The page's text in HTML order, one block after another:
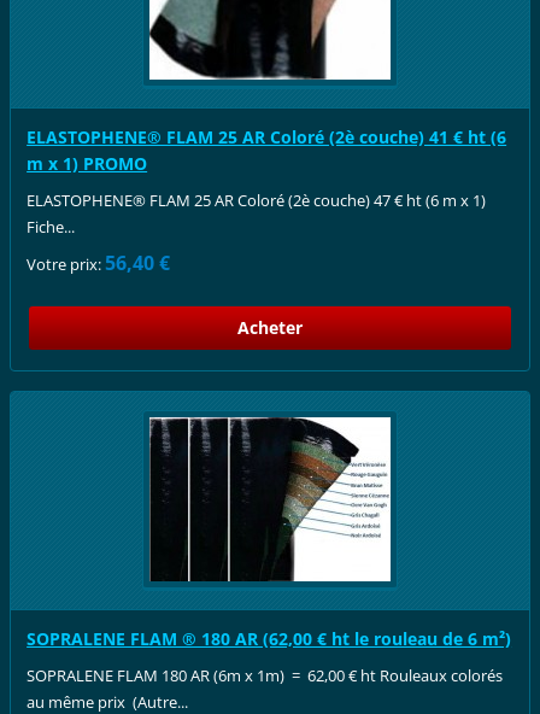
ELASTOPHENE® FLAM 25 AR Coloré (2è couche) 41 € ht (6
m x 1) PROMO
ELASTOPHENE® FLAM 25 AR Coloré (2è couche) 47 € ht (6 m x 1)
Fiche...
Votre prix:56,40 €
SOPRALENE FLAM ® 180 AR (62,00 € ht le rouleau de 6 m²)
SOPRALENE FLAM 180 AR (6m x 1m) = 62,00 € ht Rouleaux colorés
au même prix (Autre...